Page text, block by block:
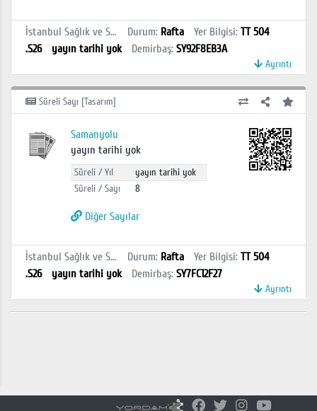
İstanbul Sağlık ve Sosyal Bilimler MYO Kütüphanesi Durum: Rafta Yer Bilgisi: TT 504
.S26
yayın tarihi yok Demirbaş: SY92F8EB3A
Ayrıntı
Süreli Sayı [Tasarım]
Samanyolu
yayın tarihi yok
Süreli / Yıl
yayın tarihi yok
Süreli / Sayı
8
Diğer Sayılar
İstanbul Sağlık ve Sosyal Bilimler MYO Kütüphanesi Durum: Rafta Yer Bilgisi: TT 504
.S26
yayın tarihi yok Demirbaş: SY7FC12F27
Ayrıntı